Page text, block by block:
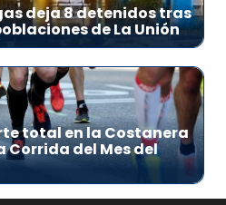
deja 8 detenidos tras
de La Unión
total en la Costanera
Corrida del Mes del